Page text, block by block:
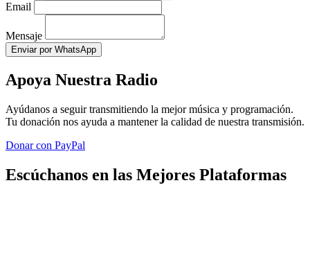
Email
Mensaje
Enviar por WhatsApp
Apoya Nuestra Radio
Ayúdanos a seguir transmitiendo la mejor música y programación.
Tu donación nos ayuda a mantener la calidad de nuestra transmisión.
Donar con PayPal
Escúchanos en las Mejores Plataformas